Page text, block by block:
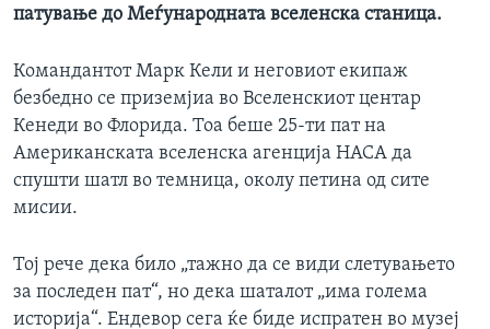
патување до Меѓународната вселенска станица.
Командантот Марк Кели и неговиот екипаж
безбедно се приземјиа во Вселенскиот центар
Кенеди во Флорида. Тоа беше 25-ти пат на
Американската вселенска агенција НАСА да
спушти шатл во темница, околу петина од сите
мисии.
Тој рече дека било „тажно да се види слетувањето
за последен пат“, но дека шаталот „има голема
историја“. Ендевор сега ќе биде испратен во музеј